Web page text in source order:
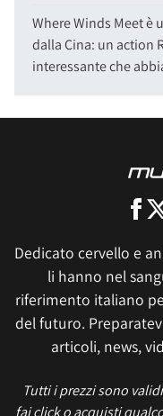
Where Winds Meet è
dalla Cina: un action
interessante che
Dedicato cervello e
li hanno nel
riferimento italiano
del futuro.
articoli, news,
Tutti i prezzi sono
fai click o acquisti